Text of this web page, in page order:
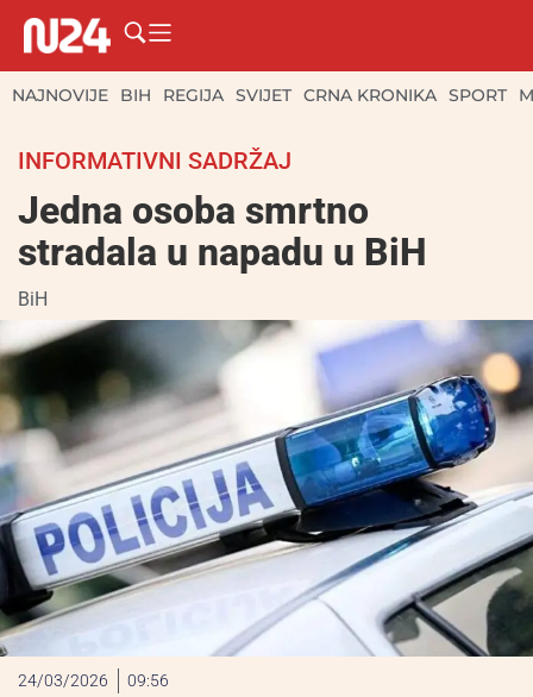
NAJNOVIJE BIH REGIJA SVIJET CRNA KRONIKA SPORT
INFORMATIVNI SADRŽAJ
Jedna osoba smrtno
stradala u napadu u BiH
BiH
24/03/2026 09:56